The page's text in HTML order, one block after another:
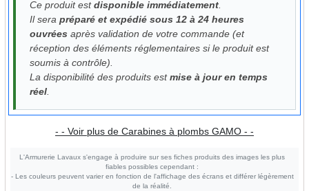
Ce produit estdisponible immédiatement.
Il serapréparé et expédié sous 12 à 24 heures
ouvrées après validation de votre commande (et
réception des éléments réglementaires si le produit est
soumis à contrôle).
La disponibilité des produits estmise à jour en temps
réel.
- - Voir plus de Carabines à plombs GAMO - -
L'Armurerie Lavaux s'engage à produire sur ses fiches produits des images les plus
fiables possibles cependant :
- Les couleurs peuvent varier en fonction de l'affichage des écrans et différer légèrement
de la réalité.